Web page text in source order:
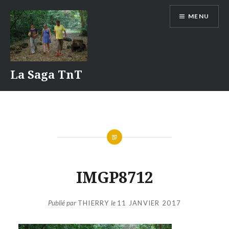
contenu
La Saga TnT
MENU
IMGP8712
Publié par THIERRY le 11 JANVIER 2017